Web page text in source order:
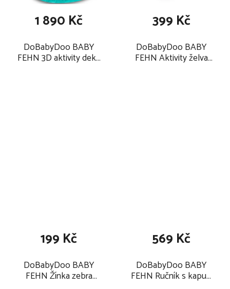
DoBabyDoo BABY
FEHN 3D aktivity deka
1 890 Kč
DoBabyDoo BABY
FEHN Aktivity želva
399 Kč
DoBabyDoo BABY
FEHN Žínka zebra
199 Kč
DoBabyDoo BABY
FEHN Ručník s kapucí
569 Kč